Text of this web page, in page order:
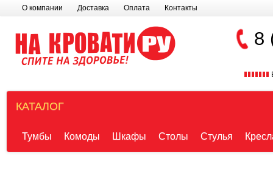
О компании Доставка Оплата Контакты
8
КАТАЛОГ
Тумбы Комоды Шкафы Столы Стулья